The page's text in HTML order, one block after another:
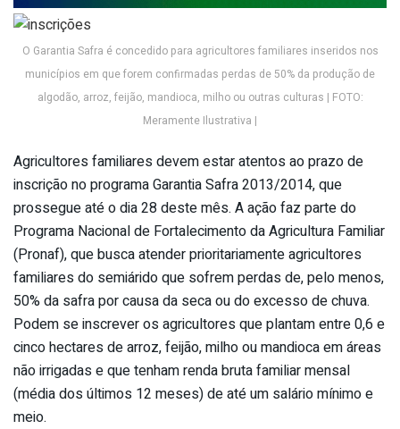
O Garantia Safra é concedido para agricultores familiares inseridos nos
municípios em que forem confirmadas perdas de 50% da produção de
algodão, arroz, feijão, mandioca, milho ou outras culturas | FOTO:
Meramente Ilustrativa |
Agricultores familiares devem estar atentos ao prazo de
inscrição no programa Garantia Safra 2013/2014, que
prossegue até o dia 28 deste mês. A ação faz parte do
Programa Nacional de Fortalecimento da Agricultura Familiar
(Pronaf), que busca atender prioritariamente agricultores
familiares do semiárido que sofrem perdas de, pelo menos,
50% da safra por causa da seca ou do excesso de chuva.
Podem se inscrever os agricultores que plantam entre 0,6 e
cinco hectares de arroz, feijão, milho ou mandioca em áreas
não irrigadas e que tenham renda bruta familiar mensal
(média dos últimos 12 meses) de até um salário mínimo e
meio.